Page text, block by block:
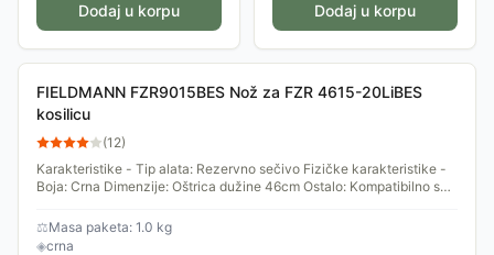
Dodaj u korpu Dodaj u korpu
FIELDMANN FZR9015BES Nož za FZR 4615-20LiBES
kosilicu
(12)
Karakteristike - Tip alata: Rezervno sečivo Fizičke karakteristike -
Boja: Crna Dimenzije: Oštrica dužine 46cm Ostalo: Kompatibilno sa
⚖Masa paketa: 1.0 kg
◈crna